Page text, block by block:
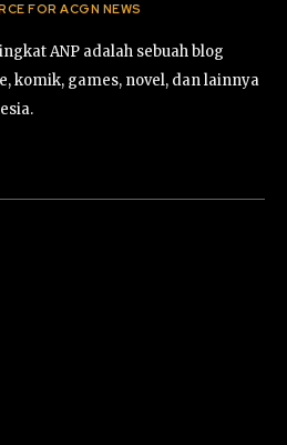
FOR ACGN NEWS
ANP adalah sebuah blog
komik, games, novel, dan lainnya